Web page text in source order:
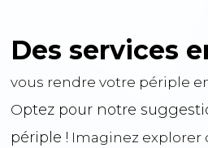
Des services
vous rendre votre périple
Optez pour notre
périple ! Imaginez explorer